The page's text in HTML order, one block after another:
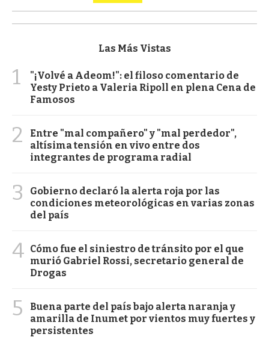
Las Más Vistas
1
"¡Volvé a Adeom!": el filoso comentario de
Yesty Prieto a Valeria Ripoll en plena Cena de
Famosos
2
Entre "mal compañero" y "mal perdedor",
altísima tensión en vivo entre dos
integrantes de programa radial
3
Gobierno declaró la alerta roja por las
condiciones meteorológicas en varias zonas
del país
4 Cómo fue el siniestro de tránsito por el que
murió Gabriel Rossi, secretario general de
Drogas
5
Buena parte del país bajo alerta naranja y
amarilla de Inumet por vientos muy fuertes y
persistentes